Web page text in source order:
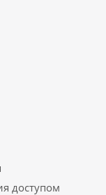
доступом